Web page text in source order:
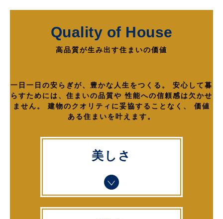
Quality of House
高品質が生み出す住まいの価値
一日一日の安らぎが、豊かな人生をつくる。
安心して暮
らすためには、住まいの品質や 性能への信頼感は欠かせ
ません。
建物のクオリティに妥協することなく、
価値
ある住まいを叶えます。
美しさ